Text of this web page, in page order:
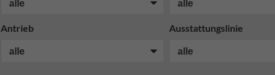
Antrieb Ausstattungslinie